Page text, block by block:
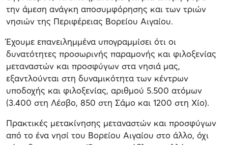
την άμεση ανάγκη αποσυμφόρησης και των τριών
νησιών της Περιφέρειας Βορείου Αιγαίου.
Έχουμε επανειλημμένα υπογραμμίσει ότι οι
δυνατότητες προσωρινής παραμονής και φιλοξενίας
μεταναστών και προσφύγων στα νησιά μας,
εξαντλούνται στη δυναμικότητα των κέντρων
υποδοχής και φιλοξενίας, αριθμού 5.500 ατόμων
(3.400 στη Λέσβο, 850 στη Σάμο και 1200 στη Χίο).
Πρακτικές μετακίνησης μεταναστών και προσφύγων
από το ένα νησί του Βορείου Αιγαίου στο άλλο, όχι